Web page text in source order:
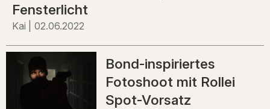
Fensterlicht
Kai 02.06.2022
Bond-inspiriertes
Fotoshoot mit Rollei
Spot-Vorsatz